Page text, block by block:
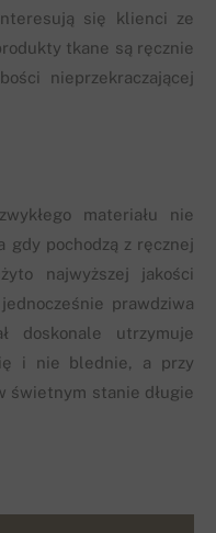
się klienci ze
tkane są ręcznie
nieprzekraczającej
materiału nie
gdy pochodzą z ręcznej
najwyższej jakości
prawdziwa
doskonale utrzymuje
i nie blednie, a przy
świetnym stanie długie